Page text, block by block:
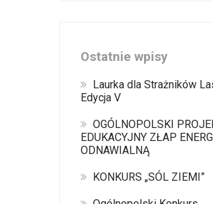
Ostatnie wpisy
Laurka dla Strażników
Edycja V
OGÓLNOPOLSKI
EDUKACYJNY ZŁAP
ODNAWIALNĄ
KONKURS „SÓL ZIEMI”